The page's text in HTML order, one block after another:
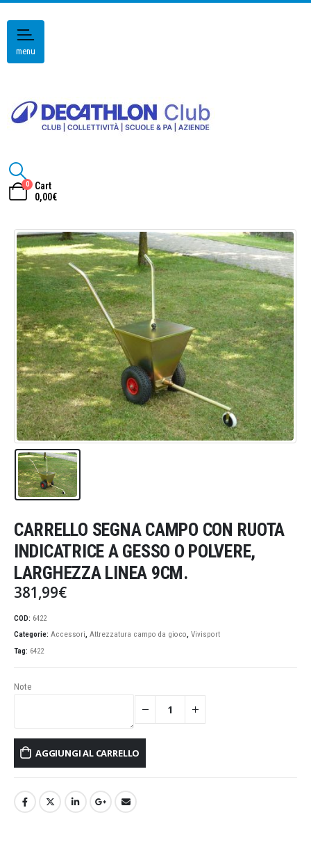
menu
0
Cart
0,00€
CARRELLO SEGNA CAMPO CON RUOTA
INDICATRICE A GESSO O POLVERE,
LARGHEZZA LINEA 9CM.
381,99€
COD: 6422
Categorie: Accessori, Attrezzatura campo da gioco, Vivisport
Tag: 6422
Note
AGGIUNGI AL CARRELLO